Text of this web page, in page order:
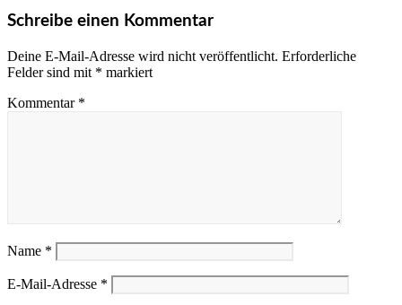
Schreibe einen Kommentar
Deine E-Mail-Adresse wird nicht veröffentlicht. Erforderliche
Felder sind mit * markiert
Kommentar *
Name *
E-Mail-Adresse *